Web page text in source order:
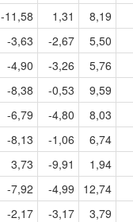
-11,58 1,31
8,19
-3,63 -2,67
5,50
-4,90 -3,26
5,76
-8,38 -0,53
9,59
-6,79 -4,80
8,03
-8,13 -1,06
6,74
3,73 -9,91
1,94
-7,92 -4,99
12,74
-2,17 -3,17
3,79